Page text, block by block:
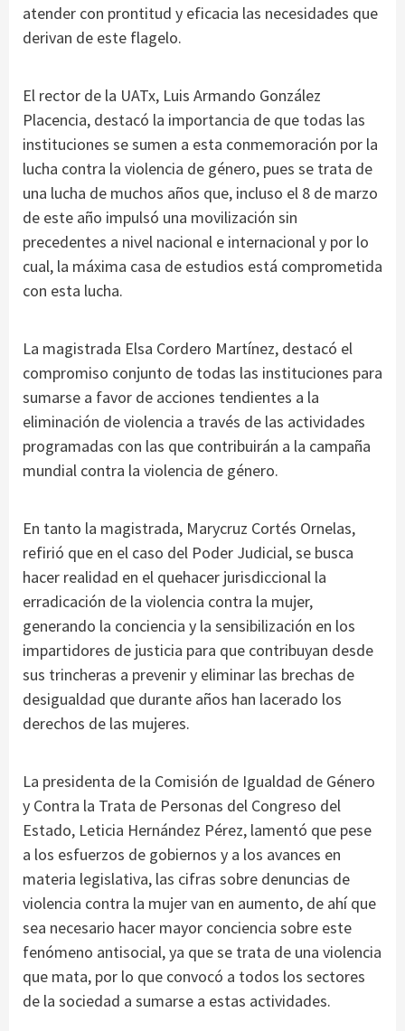
atender con prontitud y eficacia las necesidades que
derivan de este flagelo.
El rector de la UATx, Luis Armando González
Placencia, destacó la importancia de que todas las
instituciones se sumen a esta conmemoración por la
lucha contra la violencia de género, pues se trata de
una lucha de muchos años que, incluso el 8 de marzo
de este año impulsó una movilización sin
precedentes a nivel nacional e internacional y por lo
cual, la máxima casa de estudios está comprometida
con esta lucha.
La magistrada Elsa Cordero Martínez, destacó el
compromiso conjunto de todas las instituciones para
sumarse a favor de acciones tendientes a la
eliminación de violencia a través de las actividades
programadas con las que contribuirán a la campaña
mundial contra la violencia de género.
En tanto la magistrada, Marycruz Cortés Ornelas,
refirió que en el caso del Poder Judicial, se busca
hacer realidad en el quehacer jurisdiccional la
erradicación de la violencia contra la mujer,
generando la conciencia y la sensibilización en los
impartidores de justicia para que contribuyan desde
sus trincheras a prevenir y eliminar las brechas de
desigualdad que durante años han lacerado los
derechos de las mujeres.
La presidenta de la Comisión de Igualdad de Género
y Contra la Trata de Personas del Congreso del
Estado, Leticia Hernández Pérez, lamentó que pese
a los esfuerzos de gobiernos y a los avances en
materia legislativa, las cifras sobre denuncias de
violencia contra la mujer van en aumento, de ahí que
sea necesario hacer mayor conciencia sobre este
fenómeno antisocial, ya que se trata de una violencia
que mata, por lo que convocó a todos los sectores
de la sociedad a sumarse a estas actividades.